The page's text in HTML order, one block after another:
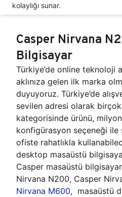
kolaylığı sunar.
Casper Nirvana
Bilgisayar
Türkiye’de online teknoloji
aklınıza gelen ilk marka
duyuyoruz. Türkiye’de
sevilen adresi olarak
kategorisinde ürünü,
konfigürasyon seçeneği ile
ofiste rahatlıkla
desktop masaüstü
Casper masaüstü
Nirvana N200, Casper
Nirvana M600, masaüstü